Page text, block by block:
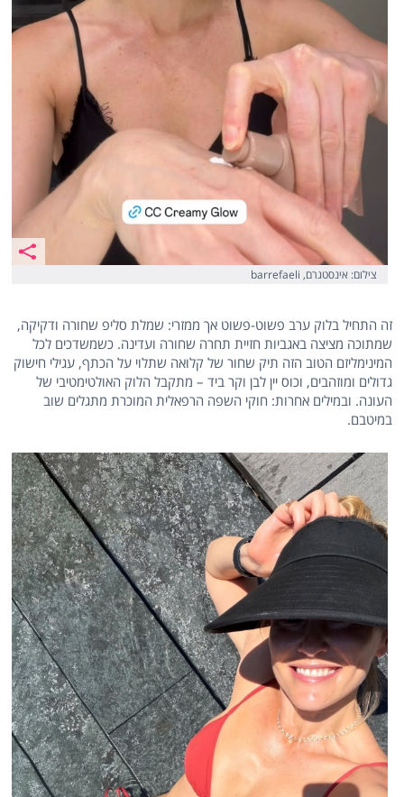
צילום: אינסטגרם, barrefaeli
זה התחיל בלוק ערב פשוט-פשוט אך ממזרי: שמלת סליפ שחורה ודקיקה,
שמתוכה מציצה באגביות חזיית תחרה שחורה ועדינה. כשמשדכים לכל
המינימליזם הטוב הזה תיק שחור של קלואה שתלוי על הכתף, עגילי חישוק
גדולים ומוזהבים, וכוס יין לבן וקר ביד – מתקבל הלוק האולטימטיבי של
העונה. ובמילים אחרות: חוקי השפה הרפאלית המוכרת מתגלים שוב
במיטבם.